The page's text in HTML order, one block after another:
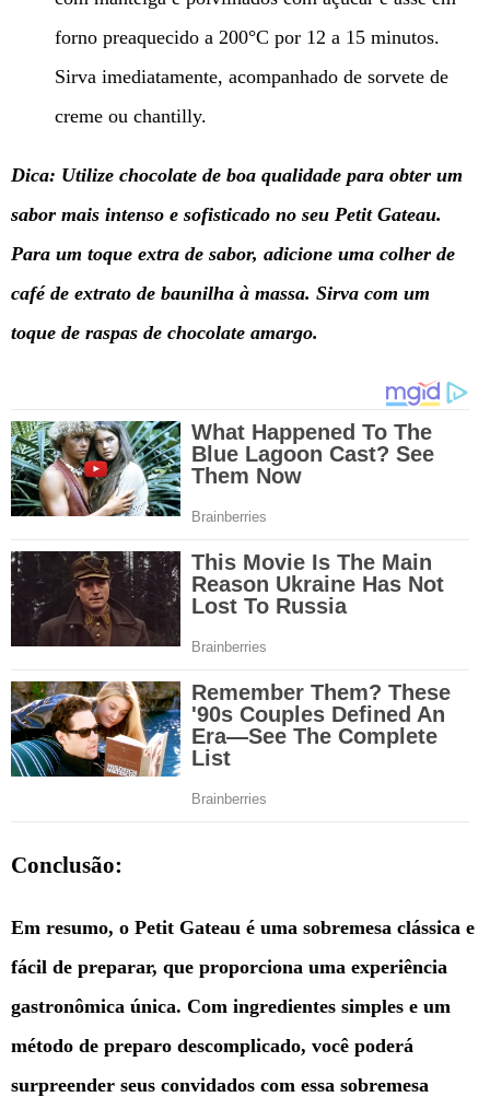
forno preaquecido a 200°C por 12 a 15 minutos.
Sirva imediatamente, acompanhado de sorvete de
creme ou chantilly.
Dica: Utilize chocolate de boa qualidade para obter um
sabor mais intenso e sofisticado no seu Petit Gateau.
Para um toque extra de sabor, adicione uma colher de
café de extrato de baunilha à massa. Sirva com um
toque de raspas de chocolate amargo.
Conclusão:
Em resumo, o Petit Gateau é uma sobremesa clássica e
fácil de preparar, que proporciona uma experiência
gastronômica única. Com ingredientes simples e um
método de preparo descomplicado, você poderá
surpreender seus convidados com essa sobremesa